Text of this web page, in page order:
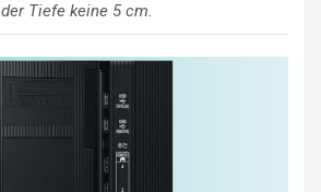
der Tiefe keine 5 cm.